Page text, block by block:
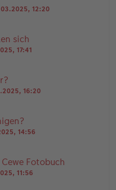
12:20
sich
17:41
16:20
14:56
Fotobuch
11:56